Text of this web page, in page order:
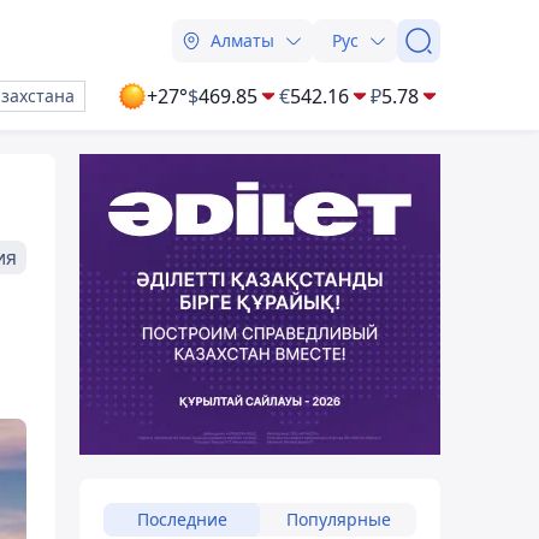
Алматы Рус
+27°$469.85 €542.16 ₽5.78
Последние Популярные